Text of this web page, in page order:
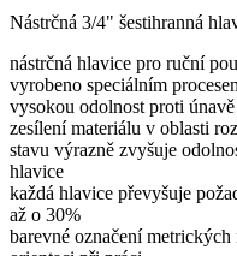
Nástrčná 3/4" šestihranná
nástrčná hlavice pro ruční
vyrobeno speciálním
vysokou odolnost proti
zesílení materiálu v oblasti
stavu výrazně zvyšuje
hlavice
každá hlavice převyšuje
až o 30%
barevné označení